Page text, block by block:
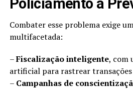
Policiamento à
Combater esse problema exige
multifacetada:
–Fiscalização inteligente, com
artificial para rastrear
– Campanhas de